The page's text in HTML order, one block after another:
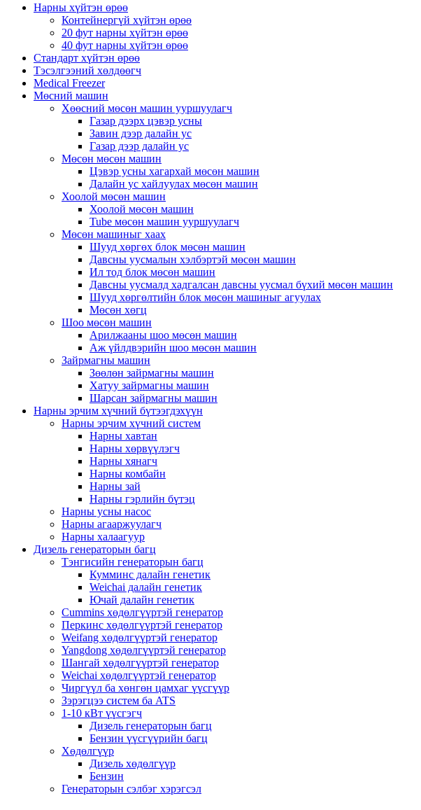
Нарны хүйтэн өрөө
Контейнергүй хүйтэн өрөө
20 фут нарны хүйтэн өрөө
40 фут нарны хүйтэн өрөө
Стандарт хүйтэн өрөө
Тэсэлгээний хөлдөөгч
Medical Freezer
Мөсний машин
Хөөсний мөсөн машин ууршуулагч
Газар дээрх цэвэр усны
Завин дээр далайн ус
Газар дээр далайн ус
Мөсөн мөсөн машин
Цэвэр усны хагархай мөсөн машин
Далайн ус хайлуулах мөсөн машин
Хоолой мөсөн машин
Хоолой мөсөн машин
Tube мөсөн машин ууршуулагч
Мөсөн машиныг хаах
Шууд хөргөх блок мөсөн машин
Давсны уусмалын хэлбэртэй мөсөн машин
Ил тод блок мөсөн машин
Давсны уусмалд хадгалсан давсны уусмал бүхий мөсөн машин
Шууд хөргөлтийн блок мөсөн машиныг агуулах
Мөсөн хөгц
Шоо мөсөн машин
Арилжааны шоо мөсөн машин
Аж үйлдвэрийн шоо мөсөн машин
Зайрмагны машин
Зөөлөн зайрмагны машин
Хатуу зайрмагны машин
Шарсан зайрмагны машин
Нарны эрчим хүчний бүтээгдэхүүн
Нарны эрчим хүчний систем
Нарны хавтан
Нарны хөрвүүлэгч
Нарны хянагч
Нарны комбайн
Нарны зай
Нарны гэрлийн бүтэц
Нарны усны насос
Нарны агааржуулагч
Нарны халаагуур
Дизель генераторын багц
Тэнгисийн генераторын багц
Кумминс далайн генетик
Weichai далайн генетик
Ючай далайн генетик
Cummins хөдөлгүүртэй генератор
Перкинс хөдөлгүүртэй генератор
Weifang хөдөлгүүртэй генератор
Yangdong хөдөлгүүртэй генератор
Шангай хөдөлгүүртэй генератор
Weichai хөдөлгүүртэй генератор
Чиргүүл ба хөнгөн цамхаг үүсгүүр
Зэрэгцээ систем ба ATS
1-10 кВт үүсгэгч
Дизель генераторын багц
Бензин үүсгүүрийн багц
Хөдөлгүүр
Дизель хөдөлгүүр
Бензин
Генераторын сэлбэг хэрэгсэл